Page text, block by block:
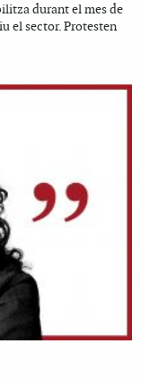
durant el mes de
el sector. Protesten